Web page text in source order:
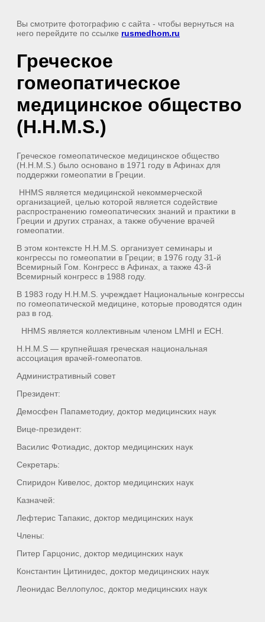
Вы смотрите фотографию с сайта - чтобы вернуться на
него перейдите по ссылке rusmedhom.ru
Греческое
гомеопатическое
медицинское общество
(H.H.M.S.)
Греческое гомеопатическое медицинское общество
(H.H.M.S.) было основано в 1971 году в Афинах для
поддержки гомеопатии в Греции.
HHMS является медицинской некоммерческой
организацией, целью которой является содействие
распространению гомеопатических знаний и практики в
Греции и других странах, а также обучение врачей
гомеопатии.
В этом контексте H.H.M.S. организует семинары и
конгрессы по гомеопатии в Греции; в 1976 году 31-й
Всемирный Гом. Конгресс в Афинах, а также 43-й
Всемирный конгресс в 1988 году.
В 1983 году H.H.M.S. учреждает Национальные конгрессы
по гомеопатической медицине, которые проводятся один
раз в год.
HHMS является коллективным членом LMHI и ECH.
H.H.M.S — крупнейшая греческая национальная
ассоциация врачей-гомеопатов.
Административный совет
Президент:
Демосфен Папаметодиу, доктор медицинских наук
Вице-президент:
Василис Фотиадис, доктор медицинских наук
Секретарь:
Спиридон Кивелос, доктор медицинских наук
Казначей:
Лефтерис Тапакис, доктор медицинских наук
Члены:
Питер Гарцонис, доктор медицинских наук
Константин Цитинидес, доктор медицинских наук
Леонидас Веллопулос, доктор медицинских наук